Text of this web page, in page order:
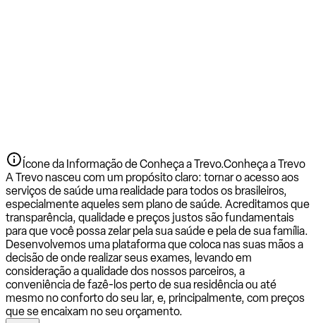
Ícone da Informação de Conheça a Trevo.Conheça a Trevo
A Trevo nasceu com um propósito claro: tornar o acesso aos
serviços de saúde uma realidade para todos os brasileiros,
especialmente aqueles sem plano de saúde. Acreditamos que
transparência, qualidade e preços justos são fundamentais
para que você possa zelar pela sua saúde e pela de sua família.
Desenvolvemos uma plataforma que coloca nas suas mãos a
decisão de onde realizar seus exames, levando em
consideração a qualidade dos nossos parceiros, a
conveniência de fazê-los perto de sua residência ou até
mesmo no conforto do seu lar, e, principalmente, com preços
que se encaixam no seu orçamento.